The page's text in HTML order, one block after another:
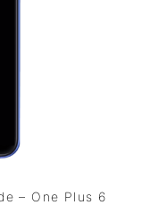
– One Plus 6